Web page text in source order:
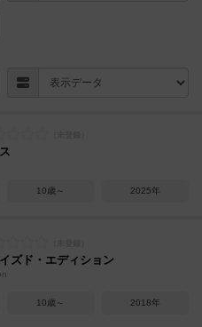
10歳～ 2025年
ズド・エディション
10歳～ 2018年